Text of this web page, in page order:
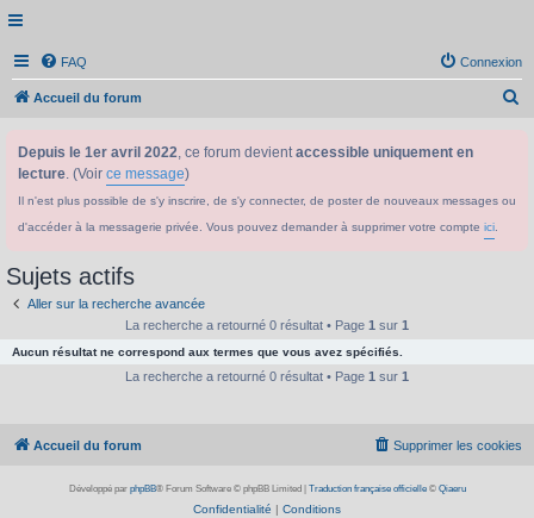
FAQ Connexion
Accueil du forum
Depuis le 1er avril 2022, ce forum devientaccessible uniquement en
lecture. (Voir ce message)
Il n'est plus possible de s'y inscrire, de s'y connecter, de poster de nouveaux messages ou
d'accéder à la messagerie privée. Vous pouvez demander à supprimer votre compte ici
Sujets actifs
Aller sur la recherche avancée
La recherche a retourné 0 résultat • Page 1 sur 1
Aucun résultat ne correspond aux termes que vous avez spécifiés.
La recherche a retourné 0 résultat • Page 1 sur 1
Accueil du forum Supprimer les cookies
Développé par phpBB® Forum Software © phpBB Limited Traduction française officielle© Qiaeru
Confidentialité | Conditions